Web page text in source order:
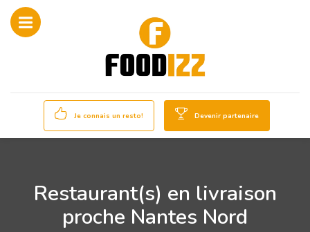
Je connais un resto! Devenir partenaire
Restaurant(s) en livraison
proche Nantes Nord